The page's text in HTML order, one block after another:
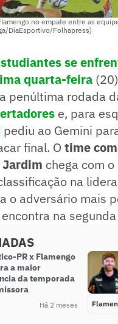
no empate entre as
DiaEsportivo/Folhapress)
se
quarta-feira
penúltima rodada
e, para
pediu ao Gemini
final. O time
Jardim chega com
na
o adversário mais
na
PR x Flamengo
a maior
da temporada
Há 2 meses